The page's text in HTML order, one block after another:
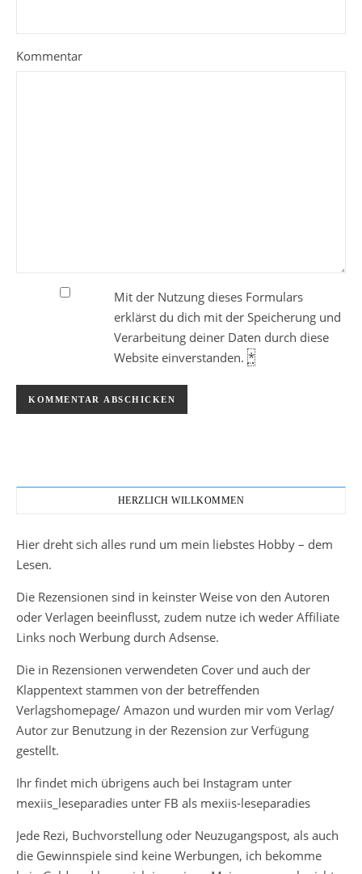
Kommentar
Mit der Nutzung dieses Formulars
erklärst du dich mit der Speicherung und
Verarbeitung deiner Daten durch diese
Website einverstanden. *
HERZLICH WILLKOMMEN
Hier dreht sich alles rund um mein liebstes Hobby – dem
Lesen.
Die Rezensionen sind in keinster Weise von den Autoren
oder Verlagen beeinflusst, zudem nutze ich weder Affiliate
Links noch Werbung durch Adsense.
Die in Rezensionen verwendeten Cover und auch der
Klappentext stammen von der betreffenden
Verlagshomepage/ Amazon und wurden mir vom Verlag/
Autor zur Benutzung in der Rezension zur Verfügung
gestellt.
Ihr findet mich übrigens auch bei Instagram unter
mexiis_leseparadies unter FB als mexiis-leseparadies
Jede Rezi, Buchvorstellung oder Neuzugangspost, als auch
die Gewinnspiele sind keine Werbungen, ich bekomme